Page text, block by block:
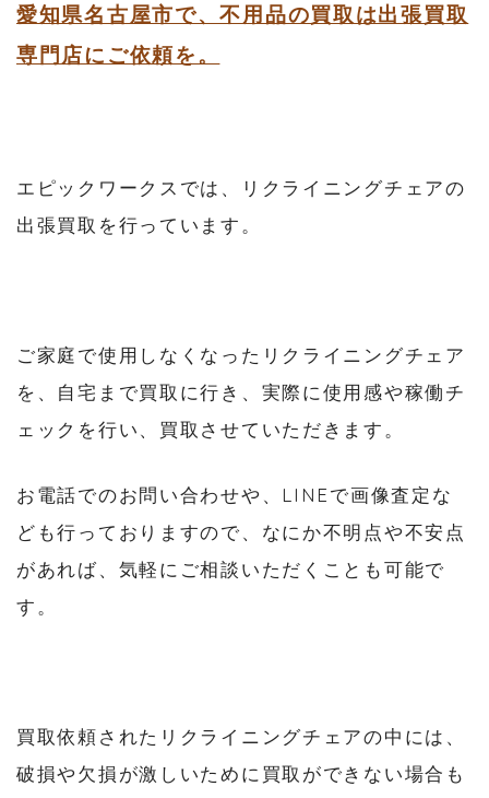
愛知県名古屋市で、不用品の買取は出張買取
専門店にご依頼を。
エピックワークスでは、リクライニングチェアの
出張買取を行っています。
ご家庭で使用しなくなったリクライニングチェア
を、自宅まで買取に行き、実際に使用感や稼働チ
ェックを行い、買取させていただきます。
お電話でのお問い合わせや、LINEで画像査定な
ども行っておりますので、なにか不明点や不安点
があれば、気軽にご相談いただくことも可能で
す。
買取依頼されたリクライニングチェアの中には、
破損や欠損が激しいために買取ができない場合も